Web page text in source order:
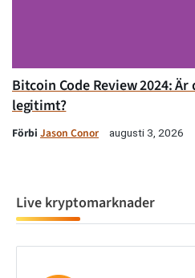
Bitcoin Code Review 2024:
legitimt?
Förbi Jason Conor augusti 3, 2026
Live kryptomarknader